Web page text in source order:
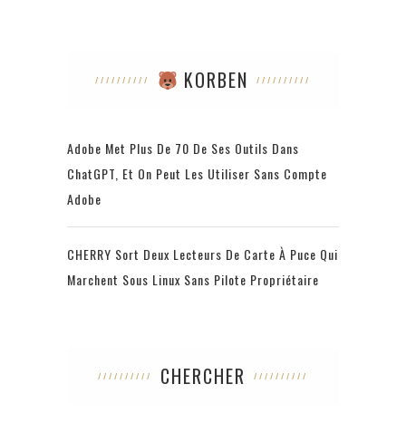
KORBEN
Adobe Met Plus De 70 De Ses Outils Dans
ChatGPT, Et On Peut Les Utiliser Sans Compte
Adobe
CHERRY Sort Deux Lecteurs De Carte À Puce Qui
Marchent Sous Linux Sans Pilote Propriétaire
CHERCHER